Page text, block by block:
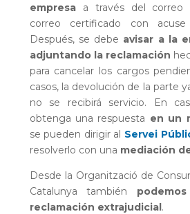
empresaa través del correo
correo certificado con
Después, se debe avisar a la
adjuntando la reclamación
para cancelar los cargos
casos, la devolución de la parte
no se recibirá servicio. En
obtenga una respuesta en un
se pueden dirigir al Servei
resolverlo con una mediación
Desde la Organització de
Catalunya también
reclamación extrajudicial.